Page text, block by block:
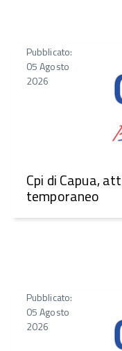
Pubblicato:
05 Agosto
2026
Cpi di Capua,
temporaneo
Pubblicato:
05 Agosto
2026